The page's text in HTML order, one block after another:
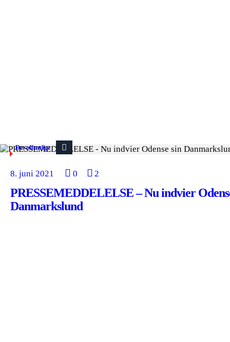
Det offentlige
8. juni 2021 0 2
PRESSEMEDDELELSE – Nu indvier
Danmarkslund